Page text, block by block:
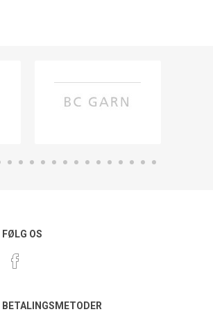
FØLG OS
BETALINGSMETODER